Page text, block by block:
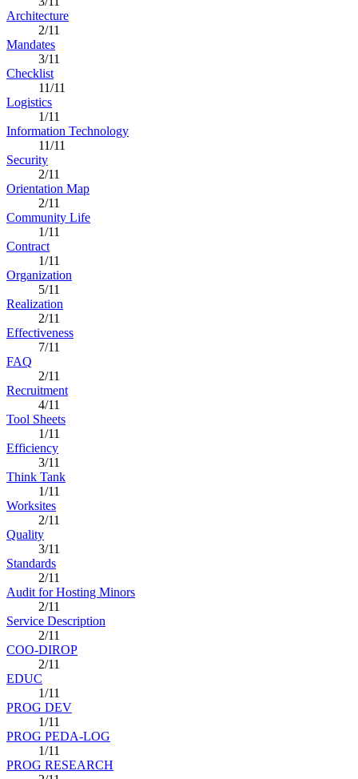
Architecture
2/11
Mandates
3/11
Checklist
11/11
Logistics
1/11
Information Technology
11/11
Security
2/11
Orientation Map
2/11
Community Life
1/11
Contract
1/11
Organization
5/11
Realization
2/11
Effectiveness
7/11
FAQ
2/11
Recruitment
4/11
Tool Sheets
1/11
Efficiency
3/11
Think Tank
1/11
Worksites
2/11
Quality
3/11
Standards
2/11
Audit for Hosting Minors
2/11
Service Description
2/11
COO-DIROP
2/11
EDUC
1/11
PROG DEV
1/11
PROG PEDA-LOG
1/11
PROG RESEARCH